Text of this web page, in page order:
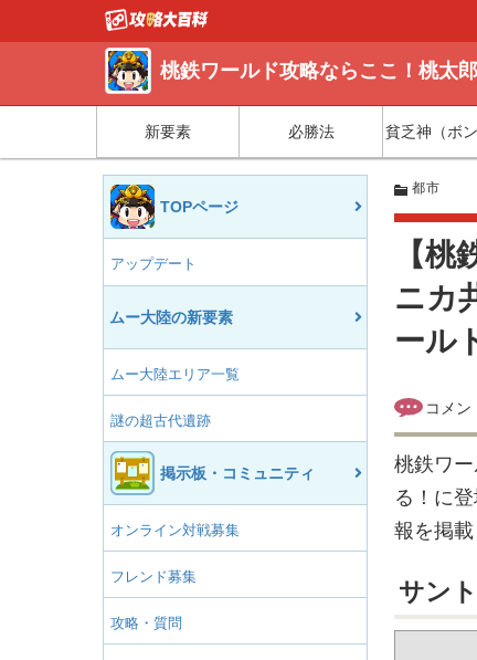
桃鉄ワールド攻略ならここ！桃太
新要素 必勝法 貧乏神（ボン
TOPページ
アップデート
ムー大陸の新要素
ムー大陸エリア一覧
謎の超古代遺跡
掲示板・コミュニティ
オンライン対戦募集
フレンド募集
攻略・質問
都市
【
ニカ
ール
桃鉄ワ
る！に
報を掲載
サン